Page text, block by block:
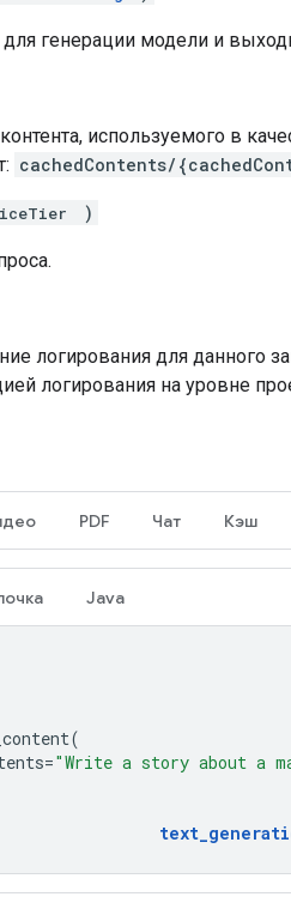
генерации модели и
контента, используемого в
cachedContents/
)
логирования для данного
логирования на уровне
PDF Чат Кэш
Java
(
="Write a story about a